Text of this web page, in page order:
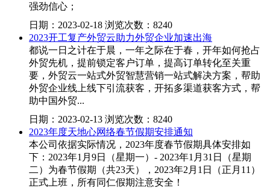
强劲信心；
日期：2023-02-18 浏览次数：8240
2023开工复产外贸云助力外贸企业加速出海
都说一日之计在于晨，一年之际在于春，开年如何抢占
外贸先机，提前锁定客户订单，提高订单转化至关重
要，外贸云一站式外贸智慧营销一站式解决方案，帮助
外贸企业线上线下引流获客，开拓多渠道获客方式，帮
助中国外贸...
日期：2023-02-13 浏览次数：8240
2023年度天地心网络春节假期安排通知
本公司依据实际情况，2023年度春节假期具体安排如
下：2023年1月9日（星期一）- 2023年1月31日（星期
二）为春节假期（共23天），2023年2月1日（正月11）
正式上班，所有同仁假期注意安全！